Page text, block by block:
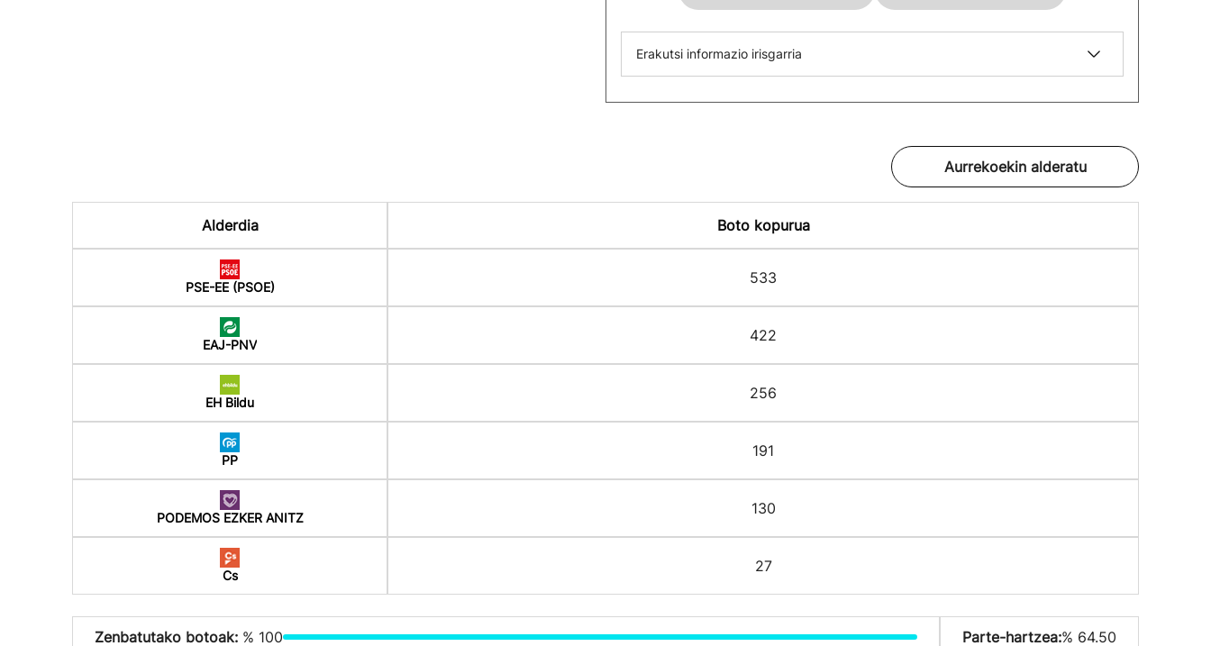
Erakutsi informazio irisgarria
Aurrekoekin alderatu
Alderdia Boto kopurua
PSE-EE (PSOE)
533
EAJ-PNV
422
EH Bildu
256
PP
191
PODEMOS EZKER ANITZ
130
Cs
27
Zenbatutako botoak: % 100 Parte-hartzea:% 64.50